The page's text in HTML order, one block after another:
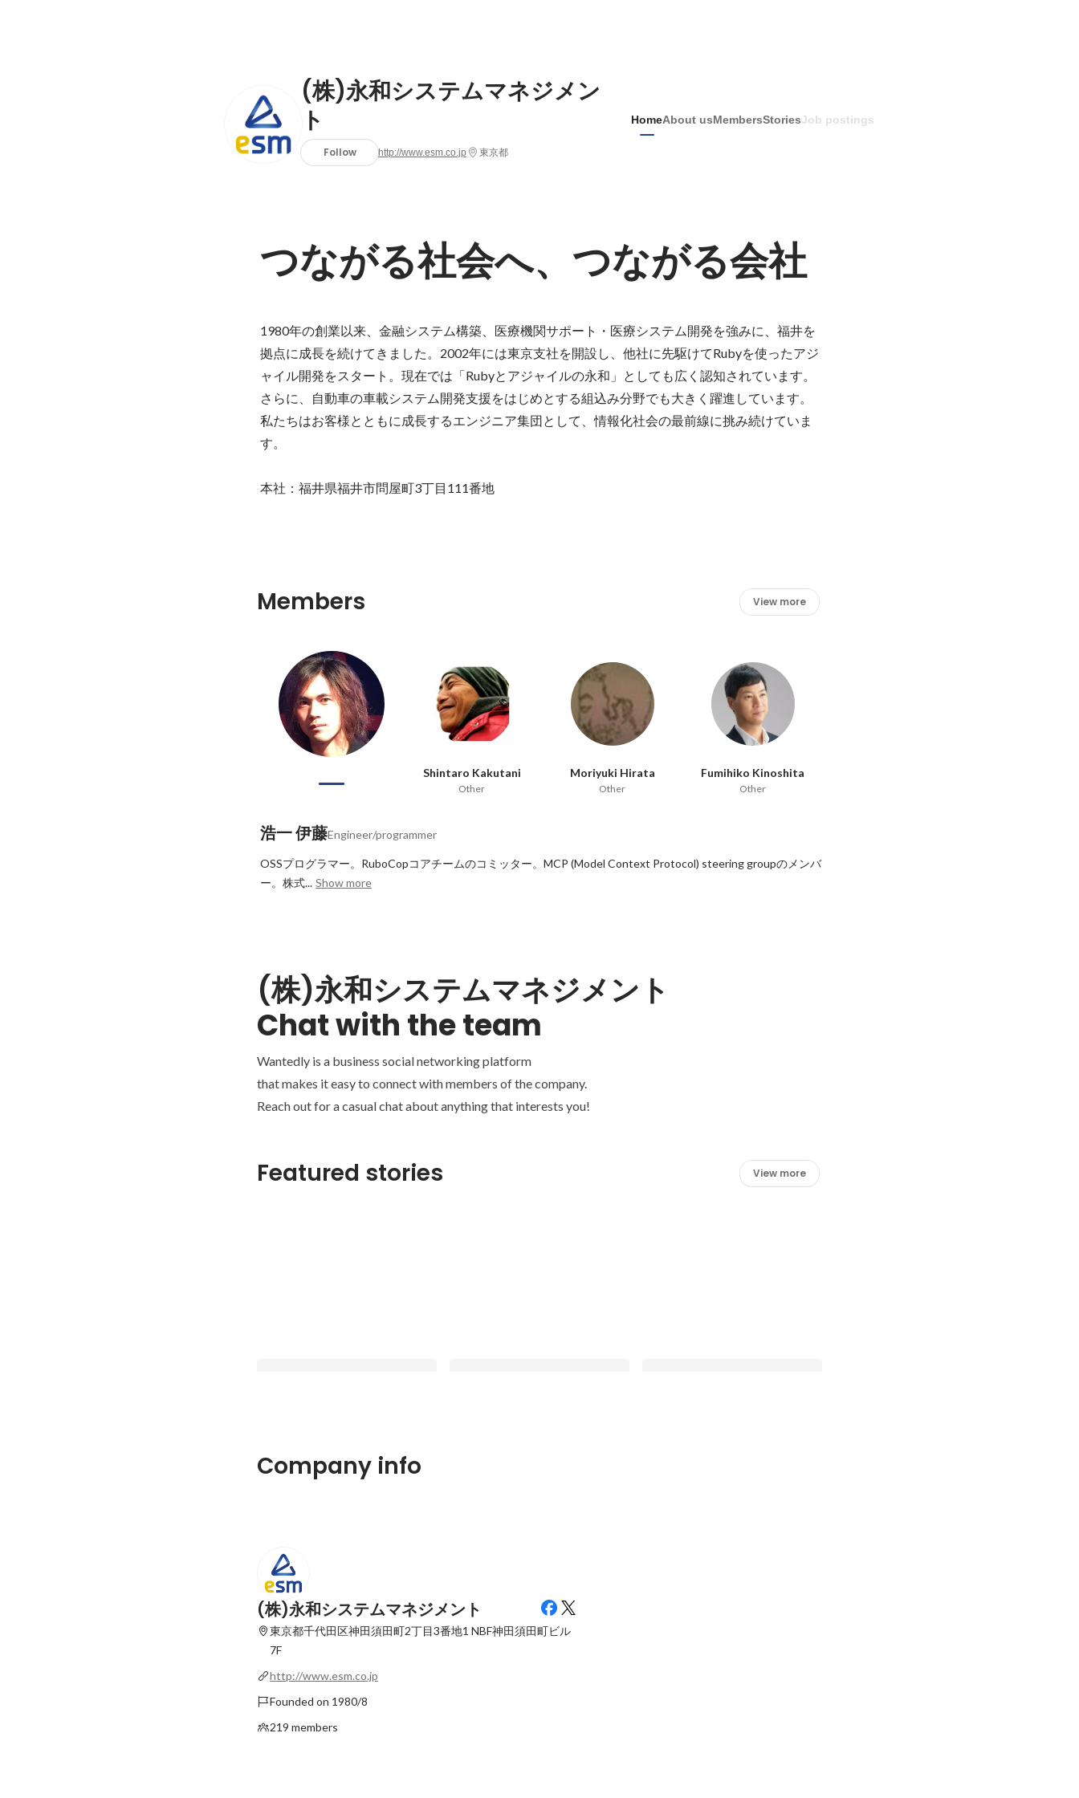
(株)永和システムマネジメン
ト
Follow http://www.esm.co.jp 東京都
HomeAbout usMembersStoriesJob postings
つながる社会へ、つながる会社
1980年の創業以来、金融システム構築、医療機関サポート・医療システム開発を強みに、福井を
拠点に成長を続けてきました。2002年には東京支社を開設し、他社に先駆けてRubyを使ったアジ
ャイル開発をスタート。現在では「Rubyとアジャイルの永和」としても広く認知されています。
さらに、自動車の車載システム開発支援をはじめとする組込み分野でも大きく躍進しています。
私たちはお客様とともに成長するエンジニア集団として、情報化社会の最前線に挑み続けていま
す。
本社：福井県福井市問屋町3丁目111番地
Members View more
Shintaro Kakutani
Other
Moriyuki Hirata
Other
Fumihiko Kinoshita
Other
浩一 伊藤Engineer/programmer
OSSプログラマー。RuboCopコアチームのコミッター。MCP (Model Context Protocol) steering groupのメンバ
ー。株式... Show more
(株)永和システムマネジメント
Chat with the team
Wantedly is a business social networking platform
that makes it easy to connect with members of the company.
Reach out for a casual chat about anything that interests you!
Featured stories View more
LT開催します。1月24日(水)の夜で
す。
Company info
(株)永和システムマネジメント
東京都千代田区神田須田町2丁目3番地1 NBF神田須田町ビル
7F
http://www.esm.co.jp
Founded on 1980/8
219 members